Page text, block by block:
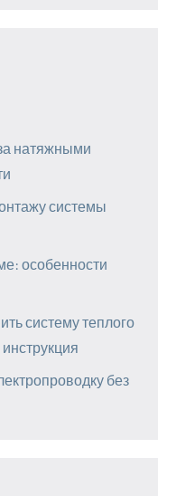
натяжными
системы
особенности
систему теплого
без